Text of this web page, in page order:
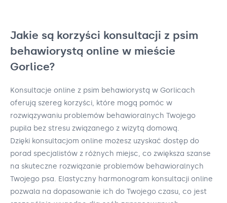
Jakie są korzyści konsultacji z psim
behawiorystą online w mieście
Gorlice?
Konsultacje online z psim behawiorystą w Gorlicach
oferują szereg korzyści, które mogą pomóc w
rozwiązywaniu problemów behawioralnych Twojego
pupila bez stresu związanego z wizytą domową.
Dzięki konsultacjom online możesz uzyskać dostęp do
porad specjalistów z różnych miejsc, co zwiększa szanse
na skuteczne rozwiązanie problemów behawioralnych
Twojego psa. Elastyczny harmonogram konsultacji online
pozwala na dopasowanie ich do Twojego czasu, co jest